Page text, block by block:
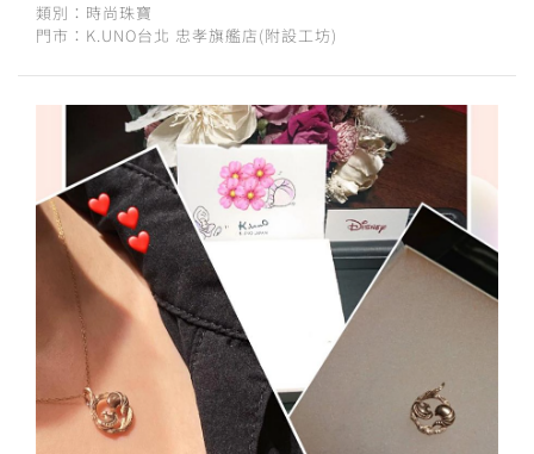
類別：時尚珠寶
門市：K.UNO台北 忠孝旗艦店(附設工坊)